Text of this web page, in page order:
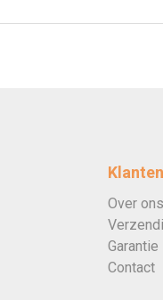
Over ons
Garantie
Contact